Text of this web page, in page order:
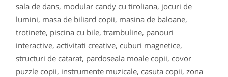
sala de dans, modular candy cu tiroliana, jocuri de
lumini, masa de biliard copii, masina de baloane,
trotinete, piscina cu bile, trambuline, panouri
interactive, activitati creative, cuburi magnetice,
structuri de catarat, pardoseala moale copii, covor
puzzle copii, instrumente muzicale, casuta copii, zona